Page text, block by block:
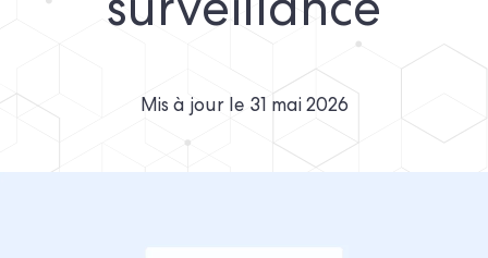
surveillance
Mis à jour le 31 mai 2026